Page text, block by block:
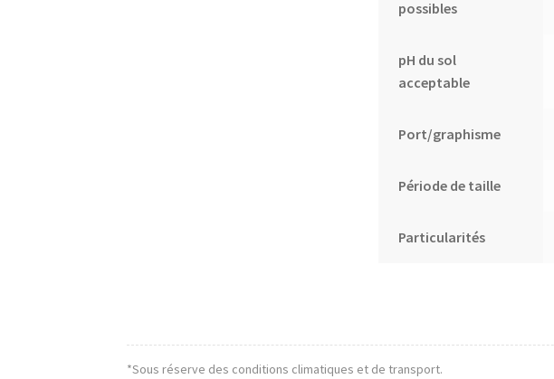
possibles
pH du sol
acceptable
Port/graphisme
Période de taille
Particularités
*Sous réserve des conditions climatiques et de transport.